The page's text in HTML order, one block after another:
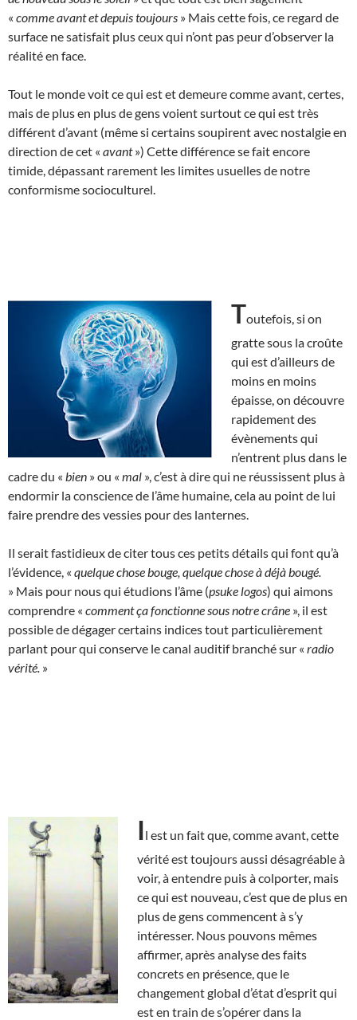
« comme avant et depuis toujours » Mais cette fois, ce regard de
surface ne satisfait plus ceux qui n’ont pas peur d’observer la
réalité en face.
Tout le monde voit ce qui est et demeure comme avant, certes,
mais de plus en plus de gens voient surtout ce qui est très
différent d’avant (même si certains soupirent avec nostalgie en
direction de cet « avant») Cette différence se fait encore
timide, dépassant rarement les limites usuelles de notre
conformisme socioculturel.
Toutefois, si on
gratte sous la croûte
qui est d’ailleurs de
moins en moins
épaisse, on découvre
rapidement des
évènements qui
n’entrent plus dans le
cadre du « bien » ou « mal », c’est à dire qui ne réussissent plus à
endormir la conscience de l’âme humaine, cela au point de lui
faire prendre des vessies pour des lanternes.
Il serait fastidieux de citer tous ces petits détails qui font qu’à
l’évidence, « quelque chose bouge, quelque chose à déjà bougé.
» Mais pour nous qui étudions l’âme (psuke logos) qui aimons
comprendre « comment ça fonctionne sous notre crâne », il est
possible de dégager certains indices tout particulièrement
parlant pour qui conserve le canal auditif branché sur « radio
vérité. »
Il est un fait que, comme avant, cette
vérité est toujours aussi désagréable à
voir, à entendre puis à colporter, mais
ce qui est nouveau, c’est que de plus en
plus de gens commencent à s’y
intéresser. Nous pouvons mêmes
affirmer, après analyse des faits
concrets en présence, que le
changement global d’état d’esprit qui
est en train de s’opérer dans la